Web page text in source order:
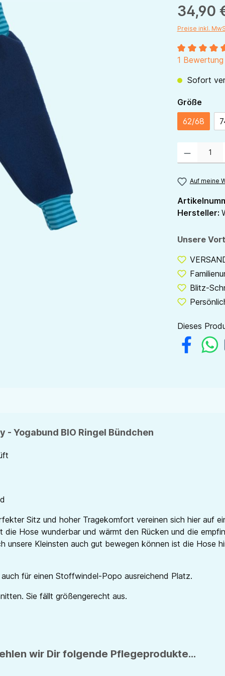
34,90
Preise inkl.
1 Bewertung
Sofort
Größe
62/68
Auf meine
Hersteller:
Unsere
Blitz-
Dieses
Yogabund BIO Ringel Bündchen
Sitz und hoher Tragekomfort vereinen sich hier auf
Hose wunderbar und wärmt den Rücken und die
unsere Kleinsten auch gut bewegen können ist die Hose
für einen Stoffwindel-Popo ausreichend Platz.
Sie fällt größengerecht aus.
wir Dir folgende Pflegeprodukte...